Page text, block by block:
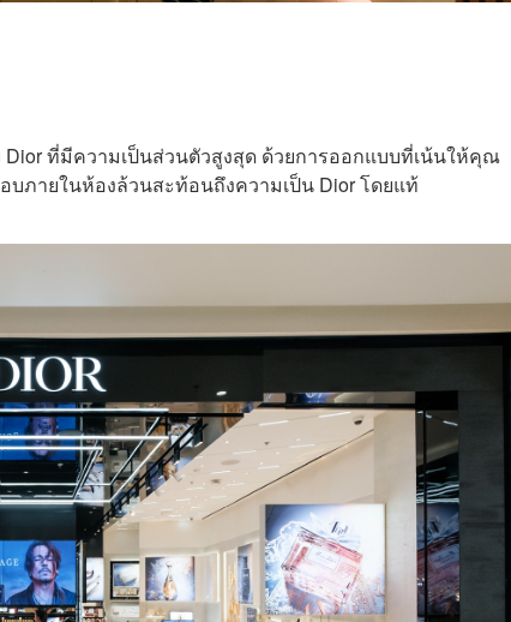
Dior ที่มีความเป็นส่วนตัวสูงสุด ด้วยการออกแบบที่เน้นให้คุณ
ภายในห้องล้วนสะท้อนถึงความเป็น Dior โดยแท้